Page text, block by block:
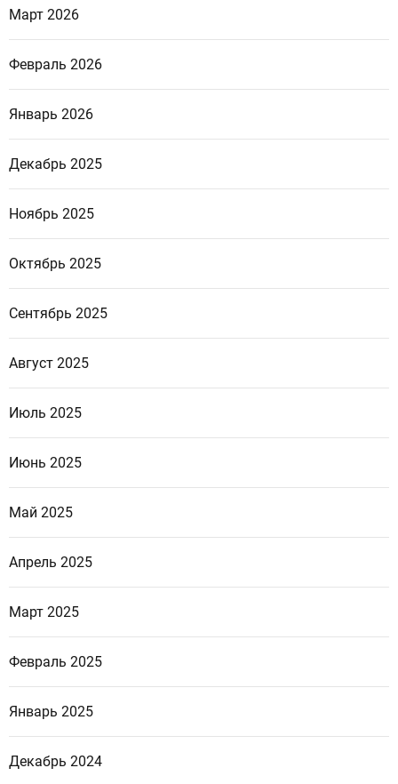
Март 2026
Февраль 2026
Январь 2026
Декабрь 2025
Ноябрь 2025
Октябрь 2025
Сентябрь 2025
Август 2025
Июль 2025
Июнь 2025
Май 2025
Апрель 2025
Март 2025
Февраль 2025
Январь 2025
Декабрь 2024